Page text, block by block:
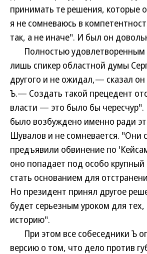
принимать те решения, которые
я не сомневаюсь в
так, а не иначе". И был он
Полностью удовлетворенным
лишь спикер областной думы
другого и не ожидал,— сказал он
Ъ.— Создать такой прецедент
власти — это было бы
было возбуждено именно ради
Шувалов и не сомневается. "Они
предъявили обвинение по
оно попадает под особо
стать основанием для
Но президент принял другое
будет серьезным уроком для тех,
историю".
При этом все собеседники Ъ
версию о том, что дело против